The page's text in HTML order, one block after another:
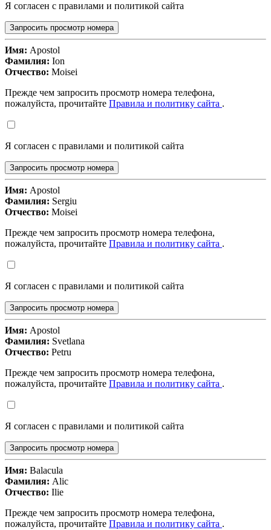
Я согласен с правилами и политикой сайта
Запросить просмотр номера
Имя: Apostol
Фамилия: Ion
Отчество: Moisei
Прежде чем запросить просмотр номера телефона,
пожалуйста, прочитайте Правила и политику сайта .
Я согласен с правилами и политикой сайта
Запросить просмотр номера
Имя: Apostol
Фамилия: Sergiu
Отчество: Moisei
Прежде чем запросить просмотр номера телефона,
пожалуйста, прочитайте Правила и политику сайта .
Я согласен с правилами и политикой сайта
Запросить просмотр номера
Имя: Apostol
Фамилия: Svetlana
Отчество: Petru
Прежде чем запросить просмотр номера телефона,
пожалуйста, прочитайте Правила и политику сайта .
Я согласен с правилами и политикой сайта
Запросить просмотр номера
Имя: Balacula
Фамилия: Alic
Отчество: Ilie
Прежде чем запросить просмотр номера телефона,
пожалуйста, прочитайте Правила и политику сайта .